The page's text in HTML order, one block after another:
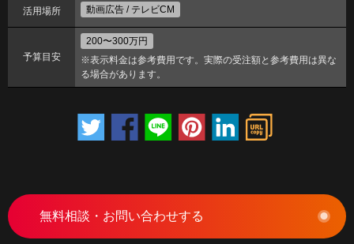
活用場所 動画広告 / テレビCM
予算目安
200〜300万円
※表示料金は参考費用です。実際の受注額と参考費用は異な
る場合があります。
無料相談・お問い合わせする